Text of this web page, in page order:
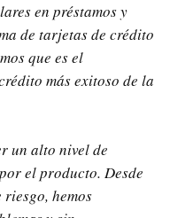
en préstamos y
de tarjetas de crédito
que es el
más exitoso de la
un alto nivel de
el producto. Desde
hemos